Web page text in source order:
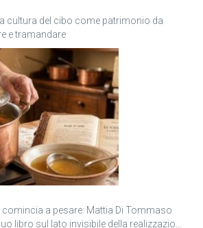
cultura del cibo come patrimonio da
e tramandare
a pesare: Mattia Di Tommaso
libro sul lato invisibile della realizzazione